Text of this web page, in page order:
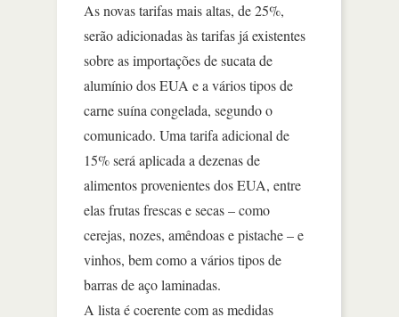
As novas tarifas mais altas, de 25%,
serão adicionadas às tarifas já existentes
sobre as importações de sucata de
alumínio dos EUA e a vários tipos de
carne suína congelada, segundo o
comunicado. Uma tarifa adicional de
15% será aplicada a dezenas de
alimentos provenientes dos EUA, entre
elas frutas frescas e secas – como
cerejas, nozes, amêndoas e pistache – e
vinhos, bem como a vários tipos de
barras de aço laminadas.
A lista é coerente com as medidas